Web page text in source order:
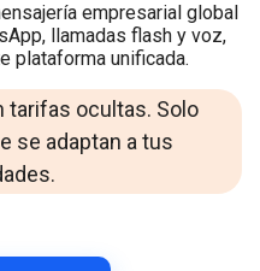
empresarial global
llamadas flash y voz,
plataforma unificada.
tarifas ocultas. Solo
se adaptan a tus